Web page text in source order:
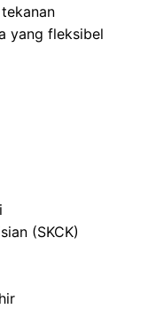
yang fleksibel
(SKCK)